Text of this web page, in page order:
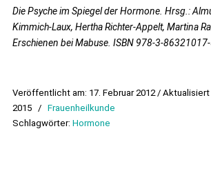
Die Psyche im Spiegel der Hormone. Hrsg.:
Kimmich-Laux, Hertha Richter-Appelt, Martina
Erschienen bei Mabuse. ISBN 978-3-
Veröffentlicht am: 17. Februar 2012 /
2015 / Frauenheilkunde
Schlagwörter: Hormone